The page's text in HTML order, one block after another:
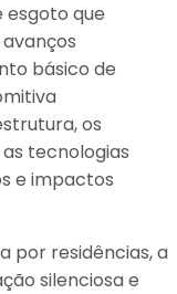
que
básico de
os
tecnologias
e impactos
por residências, a
silenciosa e